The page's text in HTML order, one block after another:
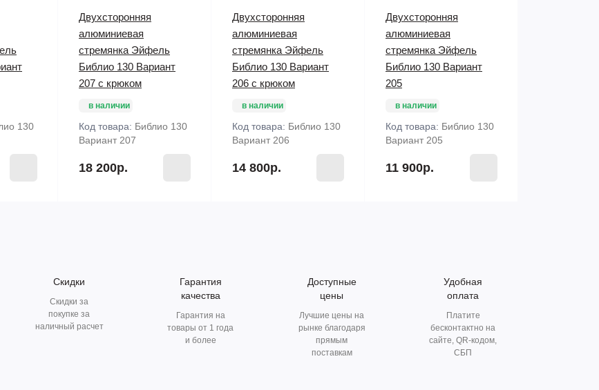
130
Двухсторонняя
алюминиевая
стремянка Эйфель
Библио 130 Вариант
207 с крюком
в наличии
Код товара: Библио 130
Вариант 207
18 200р.
Двухсторонняя
алюминиевая
стремянка Эйфель
Библио 130 Вариант
206 с крюком
в наличии
Код товара: Библио 130
Вариант 206
14 800р.
Двухсторонняя
алюминиевая
стремянка Эйфель
Библио 130 Вариант
205
в наличии
Код товара: Библио 130
Вариант 205
11 900р.
Скидки
Скидки за
покупке за
наличный расчет
Гарантия
качества
Гарантия на
товары от 1 года
и более
Доступные
цены
Лучшие цены на
рынке благодаря
прямым
поставкам
Удобная
оплата
Платите
бесконтактно на
сайте, QR-кодом,
СБП